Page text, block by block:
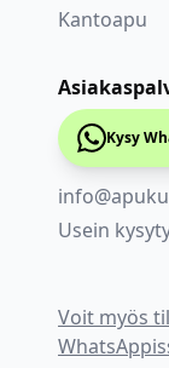
Kantoapu
Kysy
Usein
Voit myös